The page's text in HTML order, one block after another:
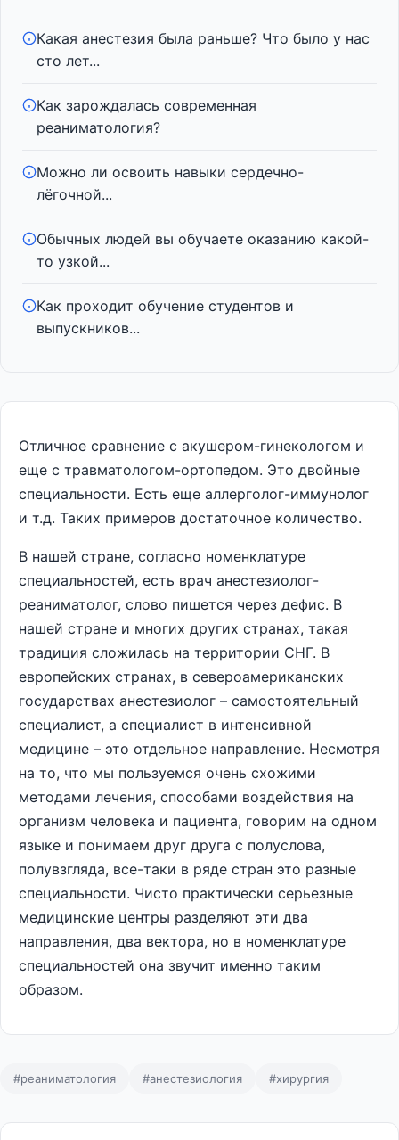
Какая анестезия была раньше? Что было у нас
сто лет...
Как зарождалась современная
реаниматология?
Можно ли освоить навыки сердечно-
лёгочной...
Обычных людей вы обучаете оказанию какой-
то узкой...
Как проходит обучение студентов и
выпускников...
Отличное сравнение с акушером-гинекологом и
еще с травматологом-ортопедом. Это двойные
специальности. Есть еще аллерголог-иммунолог
и т.д. Таких примеров достаточное количество.
В нашей стране, согласно номенклатуре
специальностей, есть врач анестезиолог-
реаниматолог, слово пишется через дефис. В
нашей стране и многих других странах, такая
традиция сложилась на территории СНГ. В
европейских странах, в североамериканских
государствах анестезиолог – самостоятельный
специалист, а специалист в интенсивной
медицине – это отдельное направление. Несмотря
на то, что мы пользуемся очень схожими
методами лечения, способами воздействия на
организм человека и пациента, говорим на одном
языке и понимаем друг друга с полуслова,
полувзгляда, все-таки в ряде стран это разные
специальности. Чисто практически серьезные
медицинские центры разделяют эти два
направления, два вектора, но в номенклатуре
специальностей она звучит именно таким
образом.
#реаниматология #анестезиология #хирургия